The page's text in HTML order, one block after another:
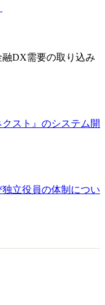
DX需要の取り込み
スト』のシステム開
立役員の体制につい